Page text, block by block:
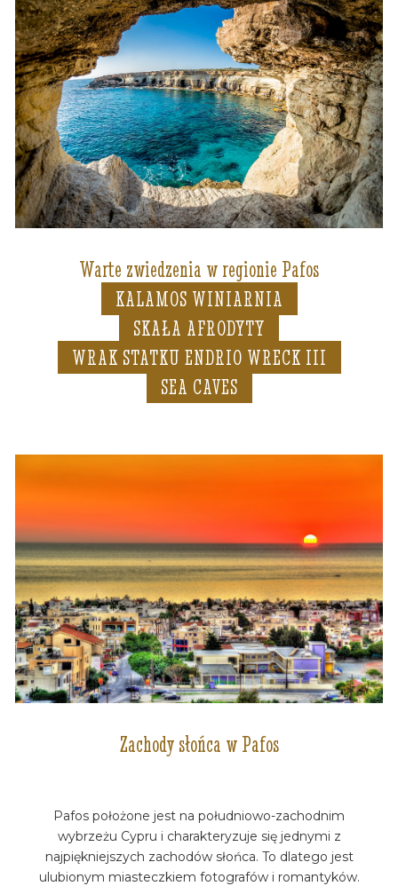
Warte zwiedzenia w regionie Pafos
KALAMOS WINIARNIA
SKAŁA AFRODYTY
WRAK STATKU ENDRIO WRECK III
SEA CAVES
Zachody słońca w Pafos
Pafos położone jest na południowo-zachodnim
wybrzeżu Cypru i charakteryzuje się jednymi z
najpiękniejszych zachodów słońca. To dlatego jest
ulubionym miasteczkiem fotografów i romantyków.